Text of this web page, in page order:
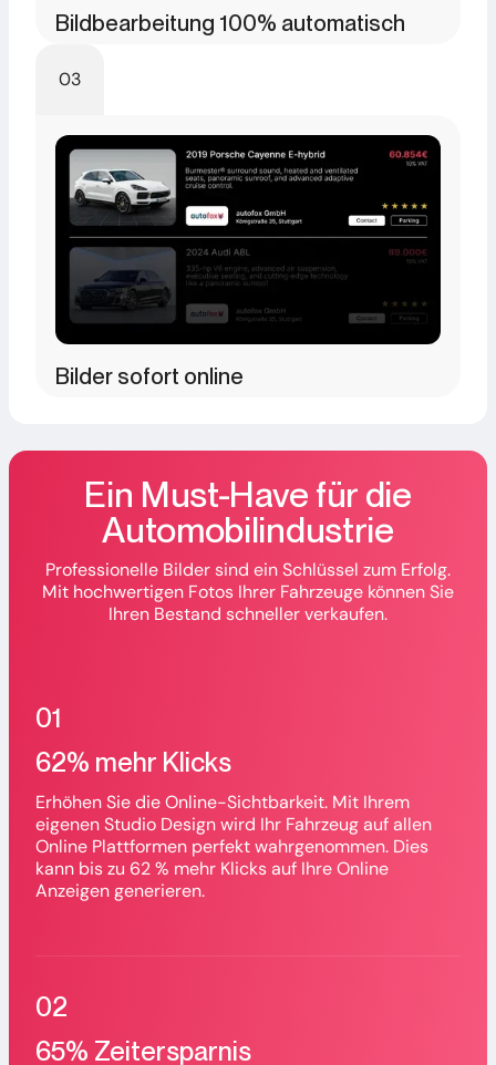
Bildbearbeitung 100% automatisch
03
Bilder sofort online
Ein Must-Have für die
Automobilindustrie
Professionelle Bilder sind ein Schlüssel zum Erfolg.
Mit hochwertigen Fotos Ihrer Fahrzeuge können Sie
Ihren Bestand schneller verkaufen.
01
62% mehr Klicks
Erhöhen Sie die Online-Sichtbarkeit. Mit Ihrem
eigenen Studio Design wird Ihr Fahrzeug auf allen
Online Plattformen perfekt wahrgenommen. Dies
kann bis zu 62 % mehr Klicks auf Ihre Online
Anzeigen generieren.
02
65% Zeitersparnis